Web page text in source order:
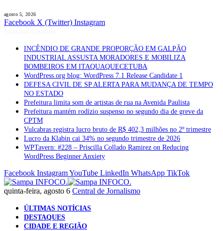
agosto 5, 2026
Facebook X (Twitter) Instagram
INCÊNDIO DE GRANDE PROPORÇÃO EM GALPÃO
INDUSTRIAL ASSUSTA MORADORES E MOBILIZA
BOMBEIROS EM ITAQUAQUECETUBA
WordPress.org blog: WordPress 7.1 Release Candidate 1
DEFESA CIVIL DE SP ALERTA PARA MUDANÇA DE TEMPO
NO ESTADO
Prefeitura limita som de artistas de rua na Avenida Paulista
Prefeitura mantém rodízio suspenso no segundo dia de greve da
CPTM
Vulcabras registra lucro bruto de R$ 402,3 milhões no 2º trimestre
Lucro da Klabin cai 34% no segundo trimestre de 2026
WPTavern: #228 – Priscilla Collado Ramirez on Reducing
WordPress Beginner Anxiety
Facebook InstagramYouTube LinkedIn WhatsApp TikTok
quinta-feira, agosto 6 Central de Jornalismo
ÚLTIMAS NOTÍCIAS
DESTAQUES
CIDADE E REGIÃO